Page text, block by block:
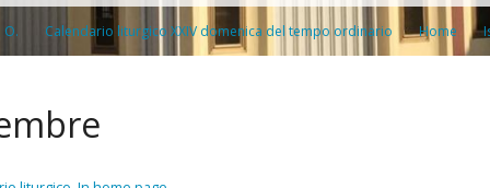
Catechesi
Calendario liturgico XXIV domenica del tempo ordinario Home